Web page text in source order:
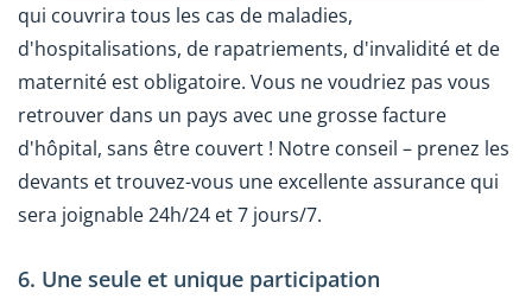
qui couvrira tous les cas de maladies,
d'hospitalisations, de rapatriements, d'invalidité et de
maternité est obligatoire. Vous ne voudriez pas vous
retrouver dans un pays avec une grosse facture
d'hôpital, sans être couvert ! Notre conseil – prenez les
devants et trouvez-vous une excellente assurance qui
sera joignable 24h/24 et 7 jours/7.
6. Une seule et unique participation